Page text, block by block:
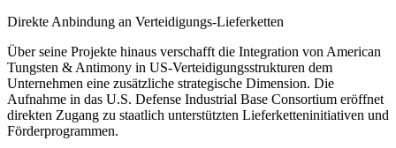
Direkte Anbindung an Verteidigungs-Lieferketten
Über seine Projekte hinaus verschafft die Integration von American
Tungsten & Antimony in US-Verteidigungsstrukturen dem
Unternehmen eine zusätzliche strategische Dimension. Die
Aufnahme in das U.S. Defense Industrial Base Consortium eröffnet
direkten Zugang zu staatlich unterstützten Lieferketteninitiativen und
Förderprogrammen.